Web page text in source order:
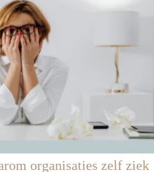
organisaties zelf ziek